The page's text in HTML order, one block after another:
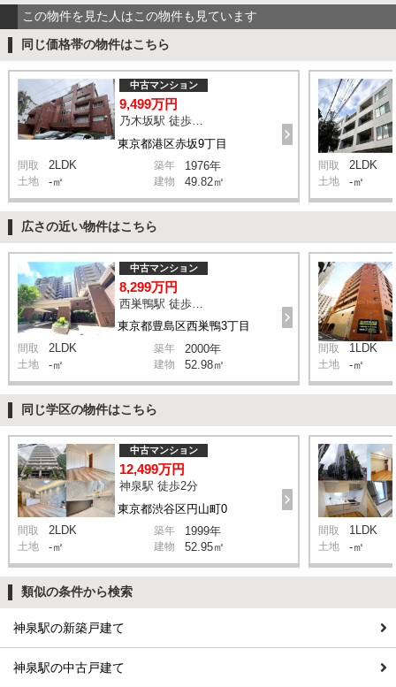
この物件を見た人はこの物件も見ています
同じ価格帯の物件はこちら
東京都港区赤坂9丁目
中古マンション
9,499万円
乃木坂駅 徒歩2分
間取 2LDK 築年 1976年
土地 -㎡ 建物 49.82㎡
間取 2LDK
土地 -㎡
広さの近い物件はこちら
東京都豊島区西巣鴨3丁目
中古マンション
8,299万円
間取 2LDK 築年 2000年
土地 -㎡ 建物 52.98㎡
間取 1LDK
土地 -㎡
同じ学区の物件はこちら
東京都渋谷区円山町0
中古マンション
12,499万円
神泉駅 徒歩2分
間取 2LDK 築年 1999年
土地 -㎡ 建物 52.95㎡
間取 1LDK
土地 -㎡
類似の条件から検索
神泉駅の新築戸建て
神泉駅の中古戸建て